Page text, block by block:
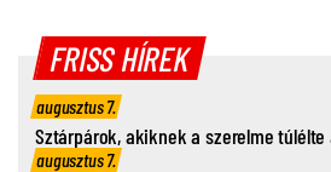
FRISS HÍREK
augusztus 7.
Sztárpárok, akiknek a szerelme
augusztus 7.